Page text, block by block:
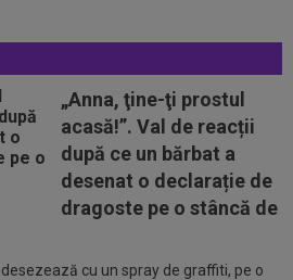
„Anna, ţine-ţi prostul
acasă!”. Val de reacții
după ce un bărbat a
desenat o declarație de
dragoste pe o stâncă de
cu un spray de graffiti, pe o
murit, după ce a fost
rezultat ”strălucitor”
Pițurcă, reacție tranșantă
Craiova a plătit